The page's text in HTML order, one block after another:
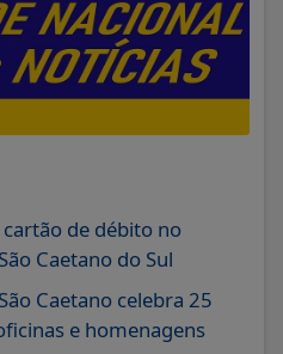
de débito no
Caetano do Sul
Caetano celebra 25
e homenagens